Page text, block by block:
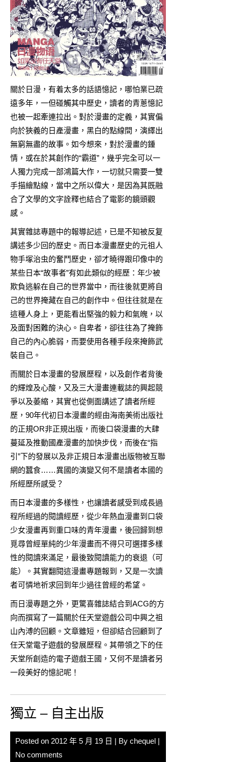
關於日漫，有着太多的話語憶記，哪怕業已疏
遠多年，一但碰觸其中歷史，讀者的青蔥憶記
也被一起牽連拉出。對於漫畫的定義，其實偏
向於狹義的日產漫畫，黑白的點線間，演繹出
無窮無盡的故事。如今想來，對於漫畫的鍾
情，或在於其創作的“霸道”，幾乎完全可以一
人獨力完成一部鴻篇大作，一切就只需要一雙
手描繪點線，當中之所以偉大，是因為其既融
合了文學的文字詮釋也結合了電影的鏡頭觀
感。
其實雜誌專題中的報導記述，已是不知被反复
講述多少回的歷史。而日本漫畫歷史的元祖人
物手塚治虫的奮鬥歷史，卻才曉得跟印像中的
某些日本“故事者”有如此類似的經歷：年少被
欺負逃躲在自己的世界當中，而往後就更將自
己的世界掩藏在自己的創作中。但往往就是在
這種人身上，更能看出堅強的毅力和氣魄，以
及面對困難的決心。自卑者，卻往往為了掩飾
自己的內心脆弱，而要使用各種手段來掩飾武
裝自己。
而關於日本漫畫的發展歷程，以及創作者背後
的輝煌及心酸，又及三大漫畫連載誌的興起競
爭以及萎縮，其實也從側面講述了讀者所經
歷，90年代初日本漫畫的經由海南美術出版社
的正規OR非正規出版，而後口袋漫畫的大肆
蔓延及推動國產漫畫的加快步伐，而後在“指
引”下的發展以及非正規日本漫畫出版物被互聯
網的蠶食……異國的演變又何不是讀者本國的
所經歷所感受？
而日本漫畫的多樣性，也讓讀者感受到成長過
程所經過的閱讀經歷，從少年熱血漫畫到口袋
少女漫畫再到重口味的青年漫畫，後回歸到想
覓尋曾經單純的少年漫畫而不得只可選擇多樣
性的閱讀來滿足，最後致閱讀能力的衰退（可
能）。其實翻閱這漫畫專題報到，又是一次讀
者可憐地祈求回到年少過往曾經的希望。
而日漫專題之外，更驚喜雜誌結合到ACG的方
向而撰寫了一篇關於任天堂遊戲公司中興之祖
山內溥的回顧。文章雖短，但卻結合回顧到了
任天堂電子遊戲的發展歷程。其帶領之下的任
天堂所創造的電子遊戲王國，又何不是讀者另
一段美好的憶記呢！
獨立 – 自主出版
Posted on 2012 年 5 月 19 日 | By chequel |
No comments